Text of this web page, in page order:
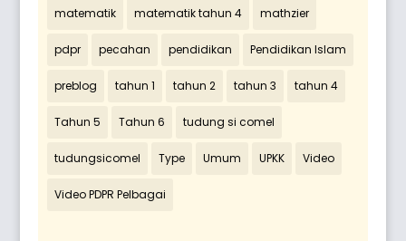
matematik matematik tahun 4 mathzier
pdpr pecahan pendidikan Pendidikan Islam
preblog tahun 1 tahun 2 tahun 3 tahun 4
Tahun 5 Tahun 6 tudung si comel
tudungsicomel Type Umum UPKK Video
Video PDPR Pelbagai